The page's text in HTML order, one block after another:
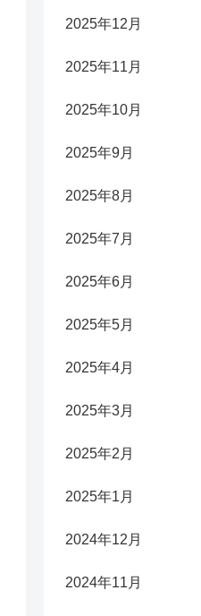
2025年12月
2025年11月
2025年10月
2025年9月
2025年8月
2025年7月
2025年6月
2025年5月
2025年4月
2025年3月
2025年2月
2025年1月
2024年12月
2024年11月